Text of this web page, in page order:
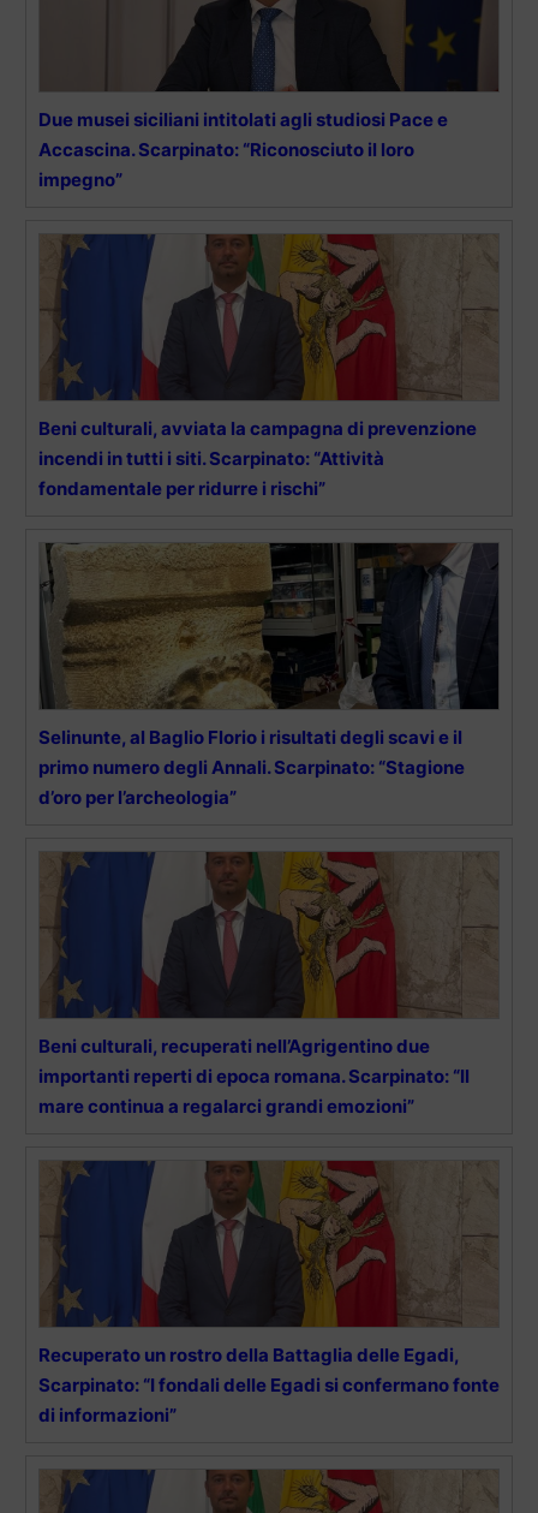
Due musei siciliani intitolati agli studiosi Pace e
Accascina. Scarpinato: “Riconosciuto il loro
impegno”
Beni culturali, avviata la campagna di prevenzione
incendi in tutti i siti. Scarpinato: “Attività
fondamentale per ridurre i rischi”
Selinunte, al Baglio Florio i risultati degli scavi e il
primo numero degli Annali. Scarpinato: “Stagione
d’oro per l’archeologia”
Beni culturali, recuperati nell’Agrigentino due
importanti reperti di epoca romana. Scarpinato: “Il
mare continua a regalarci grandi emozioni”
Recuperato un rostro della Battaglia delle Egadi,
Scarpinato: “I fondali delle Egadi si confermano fonte
di informazioni”